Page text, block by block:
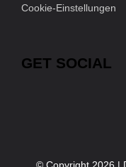
Cookie-Einstellungen
GET SOCIAL
© Copyright 2026 |